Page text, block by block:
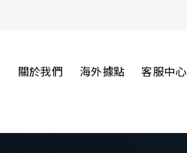
關於我們 海外據點 客服中心